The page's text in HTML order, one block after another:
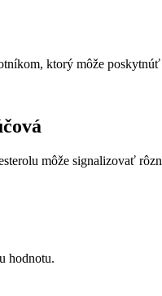
ktorý môže
môže signalizovať​
hodnotu.